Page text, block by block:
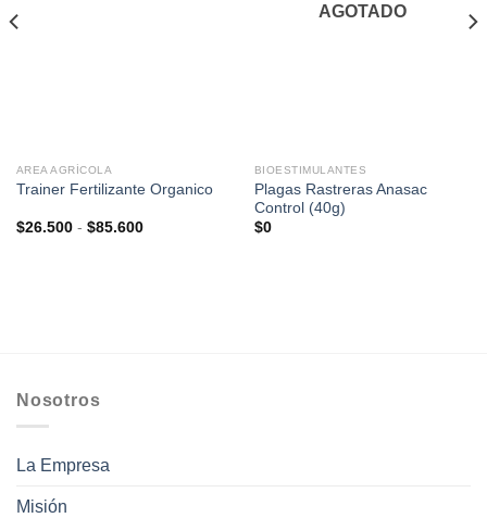
AREA AGRÍCOLA
Trainer Fertilizante Organico
$26.500 - $85.600Rango
AGOTADO
BIOESTIMULANTES
Plagas Rastreras Anasac
Control (40g)
$0
Nosotros
La Empresa
Misión